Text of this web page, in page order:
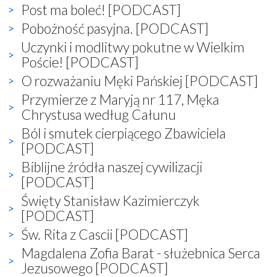
Post ma boleć! [PODCAST]
Pobożność pasyjna. [PODCAST]
Uczynki i modlitwy pokutne w Wielkim
Poście! [PODCAST]
O rozważaniu Męki Pańskiej [PODCAST]
Przymierze z Maryją nr 117, Męka
Chrystusa według Całunu
Ból i smutek cierpiącego Zbawiciela
[PODCAST]
Biblijne źródła naszej cywilizacji
[PODCAST]
Święty Stanisław Kazimierczyk
[PODCAST]
Św. Rita z Cascii [PODCAST]
Magdalena Zofia Barat - służebnica Serca
Jezusowego [PODCAST]